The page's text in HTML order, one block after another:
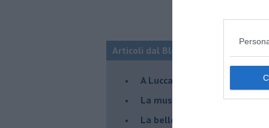
Articoli dal Blog “Incontri d'arte” di
A Lucca la mostra di
​La musica di Nicola Piovani
​La bellezza resistente di